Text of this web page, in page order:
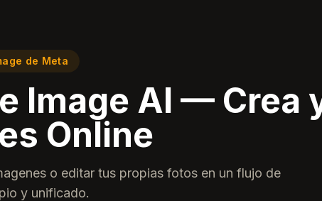
de Meta
Image AI — Crea
Online
o editar tus propias fotos en un flujo de
y unificado.